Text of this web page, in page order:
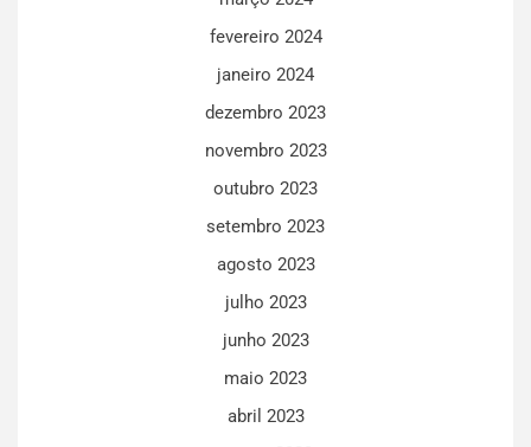
fevereiro 2024
janeiro 2024
dezembro 2023
novembro 2023
outubro 2023
setembro 2023
agosto 2023
julho 2023
junho 2023
maio 2023
abril 2023